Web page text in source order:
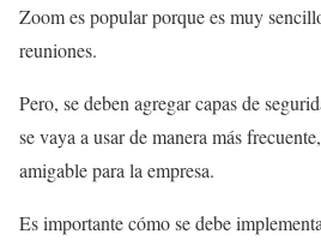
Zoom es popular porque es muy
reuniones.
Pero, se deben agregar capas de
se vaya a usar de manera más
amigable para la empresa.
Es importante cómo se debe